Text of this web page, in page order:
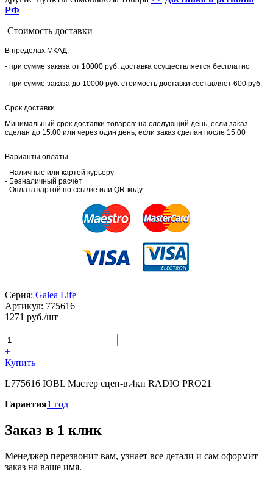
РФ
Стоимость доставки
В пределах МКАД:
- при сумме заказа от 10000 руб. доставка осуществляется бесплатно
- при сумме заказа до 10000 руб. стоимость доставки составляет 600 руб.
Срок доставки
Минимальный срок доставки товаров: на следующий день, если заказ
сделан до 15:00 или через один день, если заказ сделан после 15:00
Варианты оплаты
- Наличные или картой курьеру
- Безналичный расчёт
- Оплата картой по ссылке или QR-коду
Серия: Galea Life
Артикул: 775616
1271 руб./шт
–
+
Купить
L775616 IOBL Мастер сцен-в.4кн RADIO PRO21
Гарантия1 год
Заказ в 1 клик
Менеджер перезвонит вам, узнает все детали и сам оформит
заказ на ваше имя.